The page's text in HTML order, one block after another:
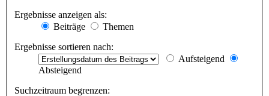
Ergebnisse anzeigen als:
Beiträge
Themen
Ergebnisse sortieren nach:
Aufsteigend
Absteigend
Suchzeitraum begrenzen: